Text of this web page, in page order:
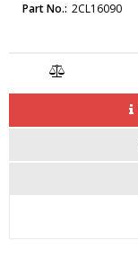
Part No. 2CL16090